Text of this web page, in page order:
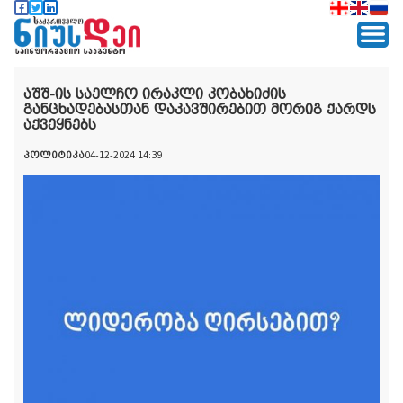
აშშ-ის საელჩო ირაკლი კობახიძის
განცხადებასთან დაკავშირებით მორიგ ქარდს
აქვეყნებს
პოლიტიკა04-12-2024 14:39